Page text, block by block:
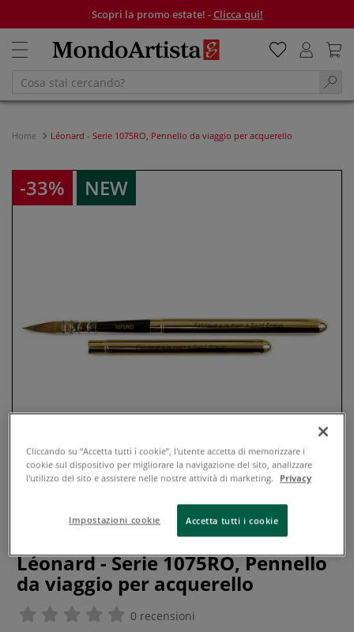
Scopri la promo estate! -Clicca qui!
Home Léonard - Serie 1075RO, Pennello da viaggio per acquerello
-33% NEW
Léonard - Serie 1075RO, Pennello
da viaggio per acquerello
0 recensioni
Cliccando su “Accetta tutti i cookie”, l'utente accetta di memorizzare i
cookie sul dispositivo per migliorare la navigazione del sito, analizzare
l'utilizzo del sito e assistere nelle nostre attività di marketing.
Privacy
Impostazioni cookie Accetta tutti i cookie